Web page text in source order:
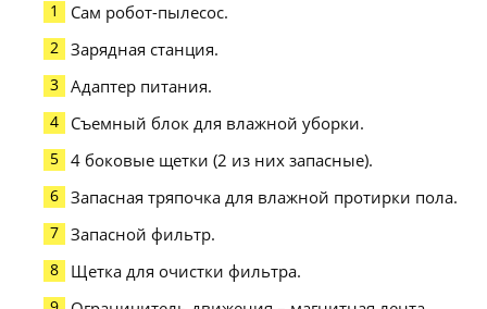
Сам робот-пылесос.
Зарядная станция.
Адаптер питания.
Съемный блок для влажной уборки.
4 боковые щетки (2 из них запасные).
Запасная тряпочка для влажной протирки пола.
Запасной фильтр.
Щетка для очистки фильтра.